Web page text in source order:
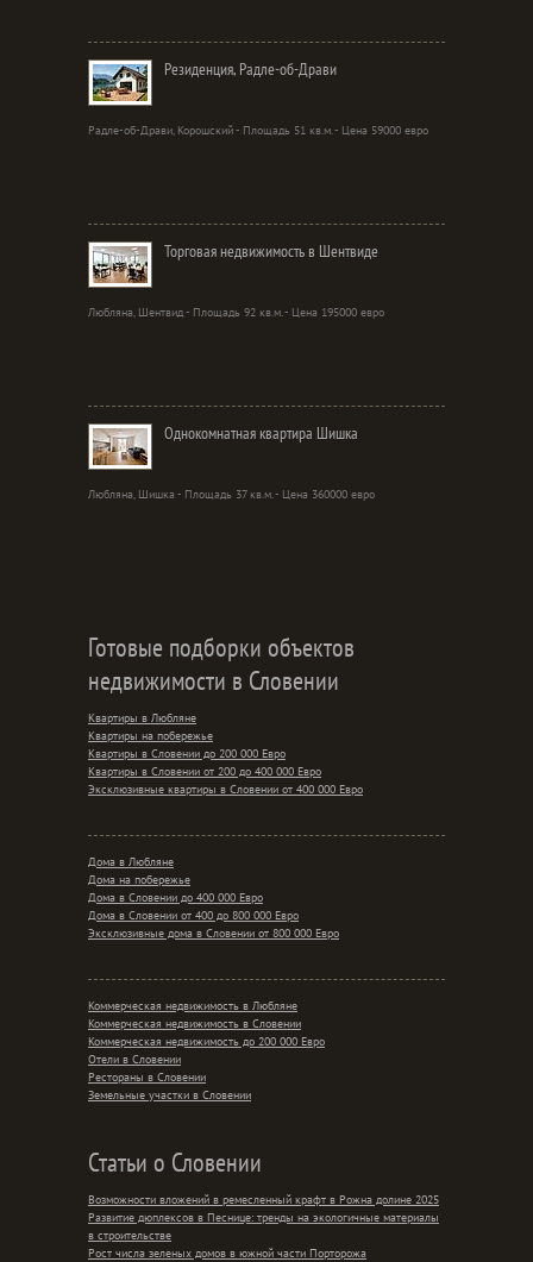
Резиденция, Радле-об-Драви
Радле-об-Драви, Корошский - Площадь 51 кв.м. - Цена 59000 евро
Торговая недвижимость в Шентвиде
Любляна, Шентвид - Площадь 92 кв.м. - Цена 195000 евро
Однокомнатная квартира Шишка
Любляна, Шишка - Площадь 37 кв.м. - Цена 360000 евро
Готовые подборки объектов
недвижимости в Словении
Квартиры в Любляне
Квартиры на побережье
Квартиры в Словении до 200 000 Евро
Квартиры в Словении от 200 до 400 000 Евро
Эксклюзивные квартиры в Словении от 400 000 Евро
Дома в Любляне
Дома на побережье
Дома в Словении до 400 000 Евро
Дома в Словении от 400 до 800 000 Евро
Эксклюзивные дома в Словении от 800 000 Евро
Коммерческая недвижимость в Любляне
Коммерческая недвижимость в Словении
Коммерческая недвижимость до 200 000 Евро
Отели в Словении
Рестораны в Словении
Земельные участки в Словении
Статьи о Словении
Возможности вложений в ремесленный крафт в Рожна долине 2025
Развитие дюплексов в Песнице: тренды на экологичные материалы
в строительстве
Рост числа зеленых домов в южной части Порторожа